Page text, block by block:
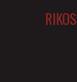
RIKOS